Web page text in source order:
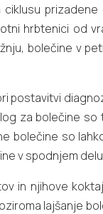
hrbtenici od
bolečine v
za bolečine
bolečine so
v spodnjem
in njihove
lajšanje